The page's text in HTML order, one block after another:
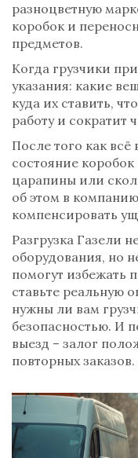
разноцветную
коробок и
предметов.
Когда грузчики
указания: какие
куда их ставить,
работу и сократит
После того как всё
состояние
царапины или
об этом в
компенсировать
Разгрузка Газели
оборудования, но
помогут избежать
ставьте реальную
нужны ли вам
безопасностью. И
выезд – залог
повторных заказов.